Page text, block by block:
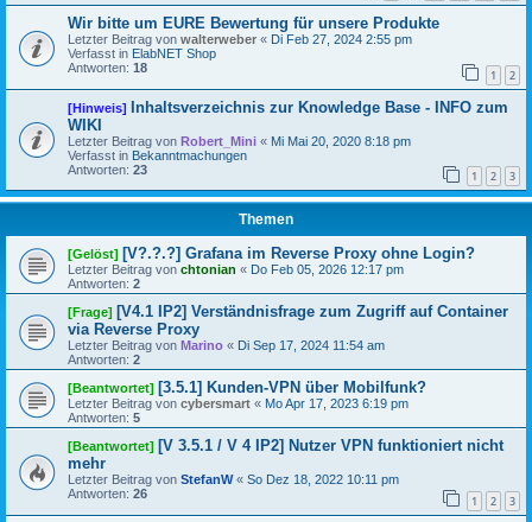
Wir bitte um EURE Bewertung für unsere Produkte
Letzter Beitrag von walterweber « Di Feb 27, 2024 2:55 pm
Verfasst in ElabNET Shop
Antworten: 18 1 2
[Hinweis] Inhaltsverzeichnis zur Knowledge Base - INFO zum
WIKI
Letzter Beitrag von Robert_Mini « Mi Mai 20, 2020 8:18 pm
Verfasst in Bekanntmachungen
Antworten: 23 1 2 3
Themen
[Gelöst] [V?.?.?] Grafana im Reverse Proxy ohne Login?
Letzter Beitrag von chtonian « Do Feb 05, 2026 12:17 pm
Antworten: 2
[Frage] [V4.1 IP2] Verständnisfrage zum Zugriff auf Container
via Reverse Proxy
Letzter Beitrag von Marino « Di Sep 17, 2024 11:54 am
Antworten: 2
[Beantwortet] [3.5.1] Kunden-VPN über Mobilfunk?
Letzter Beitrag von cybersmart « Mo Apr 17, 2023 6:19 pm
Antworten: 5
[Beantwortet] [V 3.5.1 / V 4 IP2] Nutzer VPN funktioniert nicht
mehr
Letzter Beitrag von StefanW« So Dez 18, 2022 10:11 pm
Antworten: 26 1 2 3